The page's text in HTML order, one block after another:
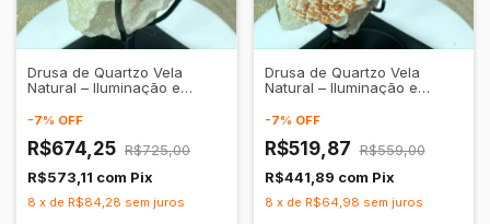
Drusa de Quartzo Vela
Natural – Iluminação e
-7% OFF
R$674,25 R$725,00
R$573,11 com Pix
8 x de R$84,28 sem juros
Drusa de Quartzo Vela
Natural – Iluminação e
-7% OFF
R$519,87 R$559,00
R$441,89 com Pix
8 x de R$64,98 sem juros